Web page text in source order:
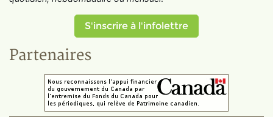
S'inscrire à l'infolettre
Partenaires